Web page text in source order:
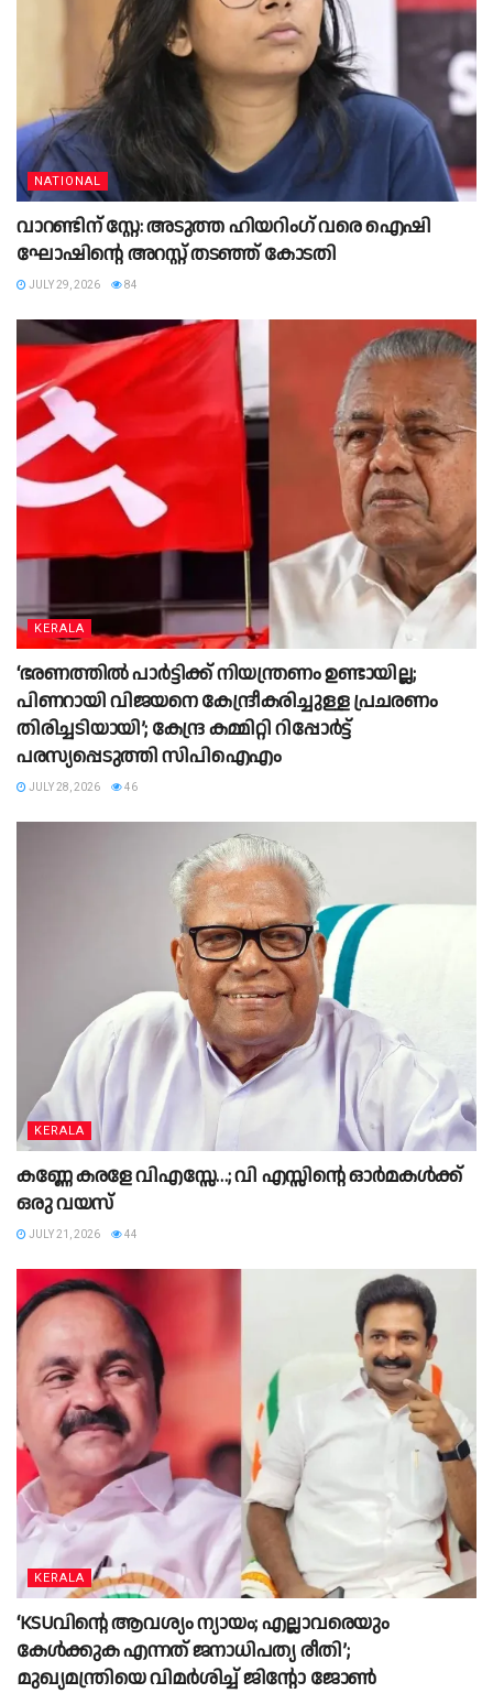
NATIONAL
വാറണ്ടിന് സ്റ്റേ: അടുത്ത ഹിയറിംഗ് വരെ ഐഷി
ഘോഷിന്റെ അറസ്റ്റ് തടഞ്ഞ് കോടതി
JULY 29, 2026 84
KERALA
‘ഭരണത്തില്‍ പാര്‍ട്ടിക്ക് നിയന്ത്രണം ഉണ്ടായില്ല;
പിണറായി വിജയനെ കേന്ദ്രീകരിച്ചുള്ള പ്രചരണം
തിരിച്ചടിയായി’; കേന്ദ്ര കമ്മിറ്റി റിപ്പോര്‍ട്ട്
പരസ്യപ്പെടുത്തി സിപിഐഎം
JULY 28, 2026 46
KERALA
കണ്ണേ കരളേ വിഎസ്സേ…; വി എസ്സിന്റെ ഓര്‍മകള്‍ക്ക്
ഒരു വയസ്
JULY 21, 2026 44
KERALA
‘KSUവിന്റെ ആവശ്യം ന്യായം; എല്ലാവരെയും
കേൾക്കുക എന്നത് ജനാധിപത്യ രീതി’;
മുഖ്യമന്ത്രിയെ വിമർശിച്ച് ജിൻ്റോ ജോൺ